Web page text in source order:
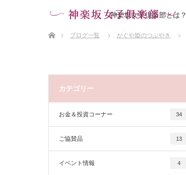
神楽坂女子倶楽部とは？
ブログ一覧
かぐや姫のつぶやき
カテゴリー
お金＆投資コーナー 34
ご協賛品 13
イベント情報 4